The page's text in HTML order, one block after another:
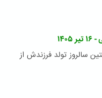
سالروز تولد فرزندش از